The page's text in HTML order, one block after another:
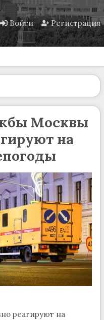
Войти Регистрация
Москвы
на
реагируют на